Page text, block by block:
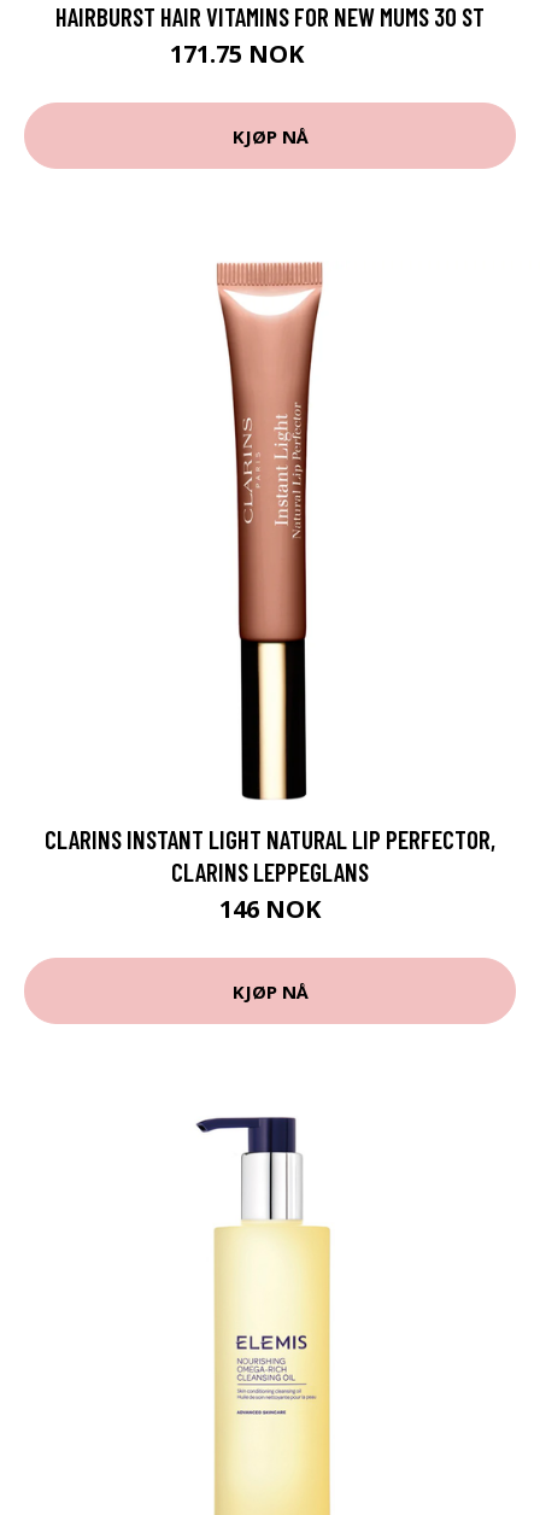
HAIRBURST HAIR VITAMINS FOR NEW MUMS 30 ST
171.75 NOK
KJØP NÅ
CLARINS INSTANT LIGHT NATURAL LIP PERFECTOR,
CLARINS LEPPEGLANS
146 NOK
KJØP NÅ